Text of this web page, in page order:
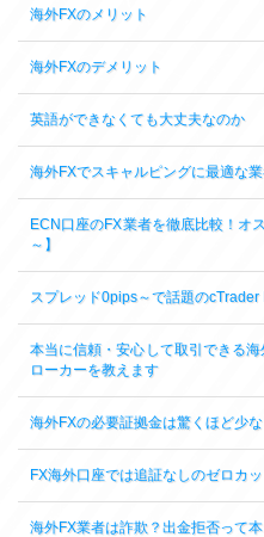
海外FXのメリット
海外FXのデメリット
英語ができなくても大丈夫なのか
海外FXでスキャルピングに最適な業
ECN口座のFX業者を徹底比較！オ
～】
スプレッド0pips～で話題のcTrader
本当に信頼・安心して取引できる
ローカーを教えます
海外FXの必要証拠金は驚くほど少な
FX海外口座では追証なしのゼロカ
海外FX業者は詐欺？出金拒否って